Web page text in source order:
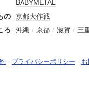
BABYMETAL
の
京都大作戦
ろ
沖縄 / 京都 / 滋賀 / 三
- プライバシーポリシー -